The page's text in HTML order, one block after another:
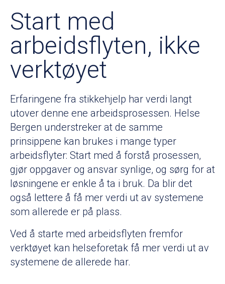
Start med
arbeidsflyten, ikke
verktøyet
Erfaringene fra stikkehjelp har verdi langt
utover denne ene arbeidsprosessen. Helse
Bergen understreker at de samme
prinsippene kan brukes i mange typer
arbeidsflyter: Start med å forstå prosessen,
gjør oppgaver og ansvar synlige, og sørg for at
løsningene er enkle å ta i bruk. Da blir det
også lettere å få mer verdi ut av systemene
som allerede er på plass.
Ved å starte med arbeidsflyten fremfor
verktøyet kan helseforetak få mer verdi ut av
systemene de allerede har.